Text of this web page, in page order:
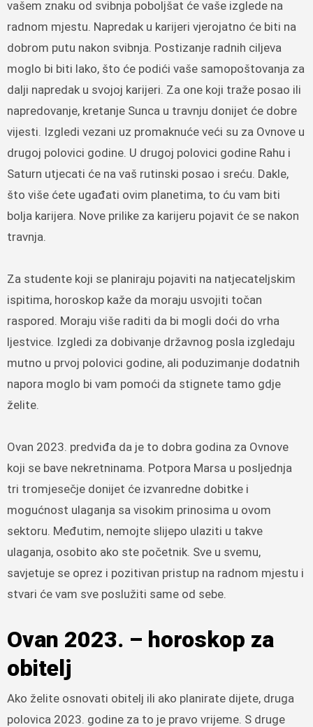
vašem znaku od svibnja poboljšat će vaše izglede na
radnom mjestu. Napredak u karijeri vjerojatno će biti na
dobrom putu nakon svibnja. Postizanje radnih ciljeva
moglo bi biti lako, što će podići vaše samopoštovanja za
dalji napredak u svojoj karijeri. Za one koji traže posao ili
napredovanje, kretanje Sunca u travnju donijet će dobre
vijesti. Izgledi vezani uz promaknuće veći su za Ovnove u
drugoj polovici godine. U drugoj polovici godine Rahu i
Saturn utjecati će na vaš rutinski posao i sreću. Dakle,
što više ćete ugađati ovim planetima, to ću vam biti
bolja karijera. Nove prilike za karijeru pojavit će se nakon
travnja.
Za studente koji se planiraju pojaviti na natjecateljskim
ispitima, horoskop kaže da moraju usvojiti točan
raspored. Moraju više raditi da bi mogli doći do vrha
ljestvice. Izgledi za dobivanje državnog posla izgledaju
mutno u prvoj polovici godine, ali poduzimanje dodatnih
napora moglo bi vam pomoći da stignete tamo gdje
želite.
Ovan 2023. predviđa da je to dobra godina za Ovnove
koji se bave nekretninama. Potpora Marsa u posljednja
tri tromjesečje donijet će izvanredne dobitke i
mogućnost ulaganja sa visokim prinosima u ovom
sektoru. Međutim, nemojte slijepo ulaziti u takve
ulaganja, osobito ako ste početnik. Sve u svemu,
savjetuje se oprez i pozitivan pristup na radnom mjestu i
stvari će vam sve poslužiti same od sebe.
Ovan 2023. – horoskop za
obitelj
Ako želite osnovati obitelj ili ako planirate dijete, druga
polovica 2023. godine za to je pravo vrijeme. S druge